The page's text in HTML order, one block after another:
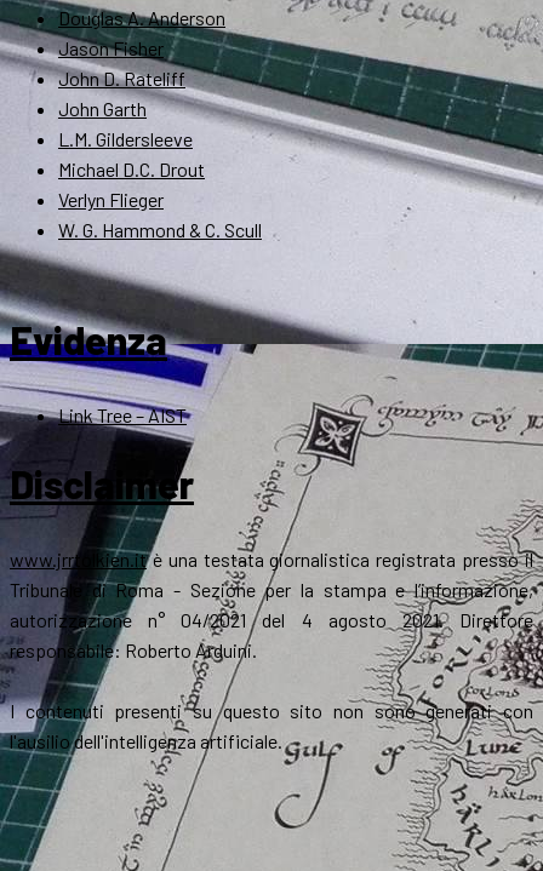
Douglas A. Anderson
Jason Fisher
John D. Rateliff
John Garth
L.M. Gildersleeve
Michael D.C. Drout
Verlyn Flieger
W. G. Hammond & C. Scull
Evidenza
Link Tree – AIST
Disclaimer
www.jrrtolkien.itè una testata giornalistica registrata presso il
Tribunale di Roma - Sezione per la stampa e l’informazione,
autorizzazione n° 04/2021 del 4 agosto 2021. Direttore
responsabile: Roberto Arduini.
I contenuti presenti su questo sito non sono generati con
l'ausilio dell'intelligenza artificiale.